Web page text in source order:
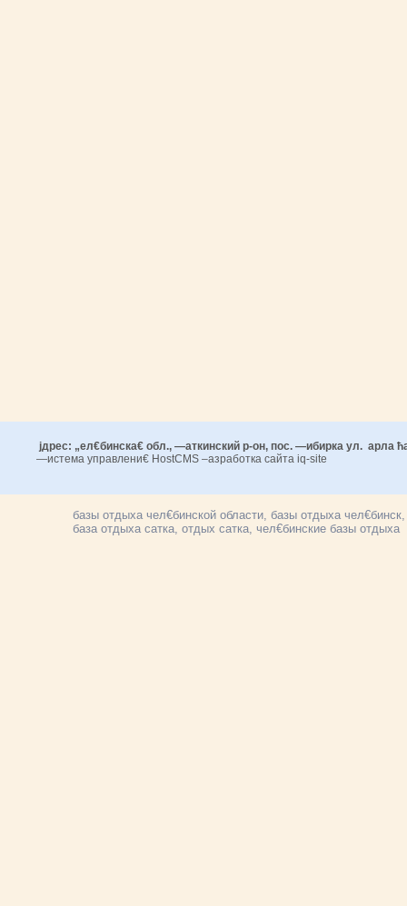
јдрес: „ел€бинска€ обл., —аткинский р-он, пос. —ибирка ул. арла
—истема управлени€ HostCMS –азработка сайта iq-site
базы отдыха чел€бинской области, базы отдыха
база отдыха сатка, отдых сатка, чел€бинские базы отдыха